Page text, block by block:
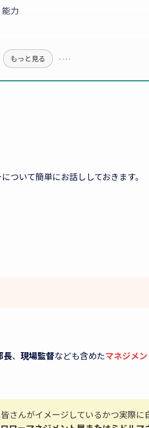
力
もっと見る
ついて簡単にお話ししておきます。
長、 現場監督なども含めたマネジメ
さんがイメージしているかつ実際に